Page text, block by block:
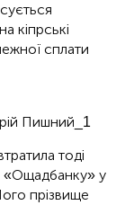
кіпрські
сплати
тоді
«Ощадбанку» у
прізвище